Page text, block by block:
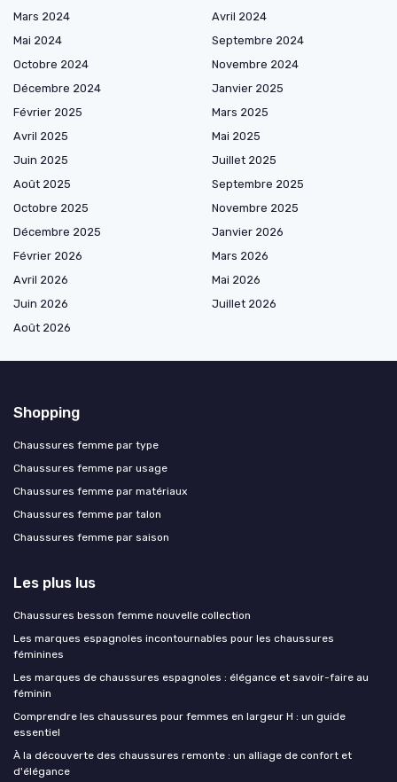
Mars 2024
Avril 2024
Mai 2024
Septembre 2024
Octobre 2024
Novembre 2024
Décembre 2024
Janvier 2025
Février 2025
Mars 2025
Avril 2025
Mai 2025
Juin 2025
Juillet 2025
Août 2025
Septembre 2025
Octobre 2025
Novembre 2025
Décembre 2025
Janvier 2026
Février 2026
Mars 2026
Avril 2026
Mai 2026
Juin 2026
Juillet 2026
Août 2026
Shopping
Chaussures femme par type
Chaussures femme par usage
Chaussures femme par matériaux
Chaussures femme par talon
Chaussures femme par saison
Les plus lus
Chaussures besson femme nouvelle collection
Les marques espagnoles incontournables pour les chaussures
féminines
Les marques de chaussures espagnoles : élégance et savoir-faire au
féminin
Comprendre les chaussures pour femmes en largeur H : un guide
essentiel
À la découverte des chaussures remonte : un alliage de confort et
d'élégance